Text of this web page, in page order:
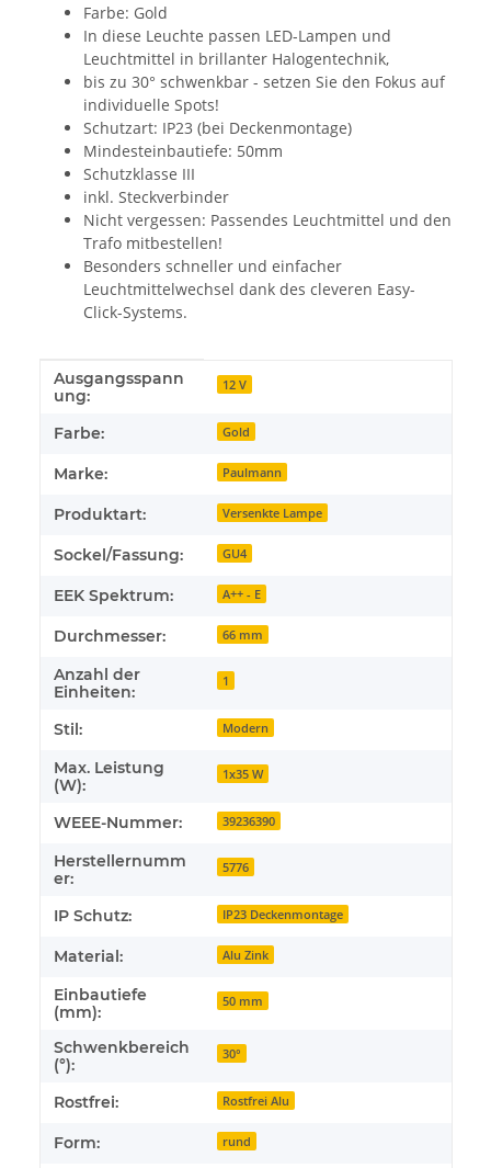
Farbe: Gold
In diese Leuchte passen LED-Lampen und
Leuchtmittel in brillanter Halogentechnik,
bis zu 30° schwenkbar - setzen Sie den Fokus auf
individuelle Spots!
Schutzart: IP23 (bei Deckenmontage)
Mindesteinbautiefe: 50mm
Schutzklasse III
inkl. Steckverbinder
Nicht vergessen: Passendes Leuchtmittel und den
Trafo mitbestellen!
Besonders schneller und einfacher
Leuchtmittelwechsel dank des cleveren Easy-
Click-Systems.
Produkteigenschaft
Wert
Ausgangsspann
ung:
12 V
Farbe: Gold
Marke: Paulmann
Produktart: Versenkte Lampe
Sockel/Fassung: GU4
EEK Spektrum: A++ - E
Durchmesser: 66 mm
Anzahl der
Einheiten:
1
Stil: Modern
Max. Leistung
(W):
1x35 W
WEEE-Nummer: 39236390
Herstellernumm
er:
5776
IP Schutz: IP23 Deckenmontage
Material: Alu Zink
Einbautiefe
(mm):
50 mm
Schwenkbereich
(°):
30°
Rostfrei: Rostfrei Alu
Form: rund